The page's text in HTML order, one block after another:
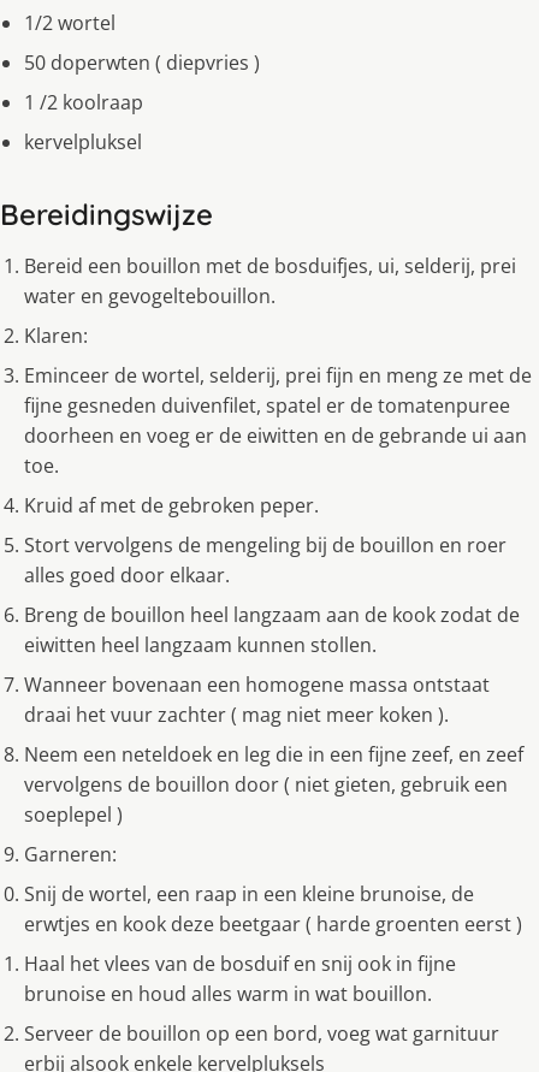
1/2 wortel
50 doperwten ( diepvries )
1 /2 koolraap
kervelpluksel
Bereidingswijze
Bereid een bouillon met de bosduifjes, ui, selderij, prei
water en gevogeltebouillon.
Klaren:
Eminceer de wortel, selderij, prei fijn en meng ze met de
fijne gesneden duivenfilet, spatel er de tomatenpuree
doorheen en voeg er de eiwitten en de gebrande ui aan
toe.
Kruid af met de gebroken peper.
Stort vervolgens de mengeling bij de bouillon en roer
alles goed door elkaar.
Breng de bouillon heel langzaam aan de kook zodat de
eiwitten heel langzaam kunnen stollen.
Wanneer bovenaan een homogene massa ontstaat
draai het vuur zachter ( mag niet meer koken ).
Neem een neteldoek en leg die in een fijne zeef, en zeef
vervolgens de bouillon door ( niet gieten, gebruik een
soeplepel )
Garneren:
Snij de wortel, een raap in een kleine brunoise, de
erwtjes en kook deze beetgaar ( harde groenten eerst )
Haal het vlees van de bosduif en snij ook in fijne
brunoise en houd alles warm in wat bouillon.
Serveer de bouillon op een bord, voeg wat garnituur
erbij alsook enkele kervelpluksels